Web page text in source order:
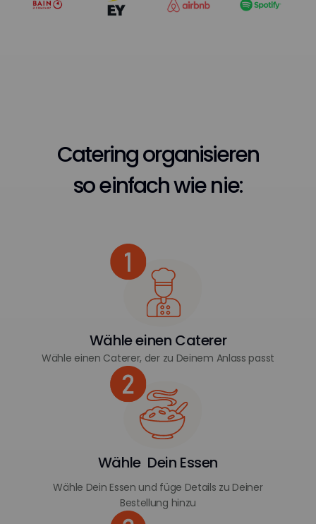
Catering organisieren
so einfach wie nie:
Wähle einen Caterer
Wähle einen Caterer, der zu Deinem Anlass passt
Wähle Dein Essen
Wähle Dein Essen und füge Details zu Deiner
Bestellung hinzu